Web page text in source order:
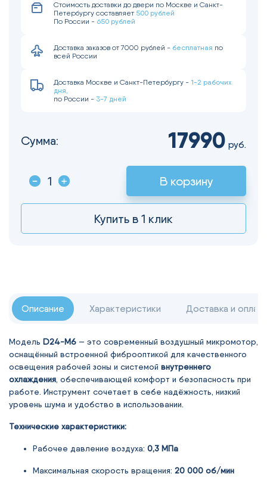
Сумма: 17990 руб.
В корзину
Купить в 1 клик
Стоимость доставки до двери по Москве и Санкт-
Петербургу составляет 500 рублей
По России - 650 рублей
Доставка заказов от 7000 рублей - бесплатная по
всей России
Доставка Москве и Санкт-Петербургу - 1-2 рабочих
дня,
по России - 3-7 дней
Описание Характеристики Доставка и оплата
Модель D24-M6 — это современный воздушный микромотор,
оснащённый встроенной фиброоптикой для качественного
освещения рабочей зоны и системой внутреннего
охлаждения, обеспечивающей комфорт и безопасность при
работе. Инструмент сочетает в себе надёжность, низкий
уровень шума и удобство в использовании.
Технические характеристики:
Рабочее давление воздуха: 0,3 МПа
Максимальная скорость вращения: 20 000 об/мин